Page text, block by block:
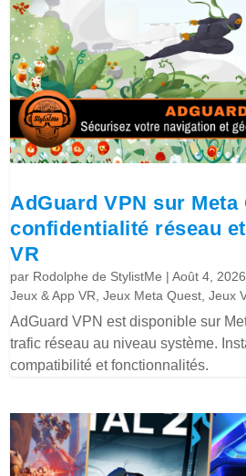
AdGuard VPN sur Meta
confidentialité réseau
VR
par Rodolphe de StylistMe |Août 4, 2026
Jeux & App VR ,Jeux Meta Quest ,Jeux
AdGuard VPN est disponible sur
trafic réseau au niveau système.
compatibilité et fonctionnalités.